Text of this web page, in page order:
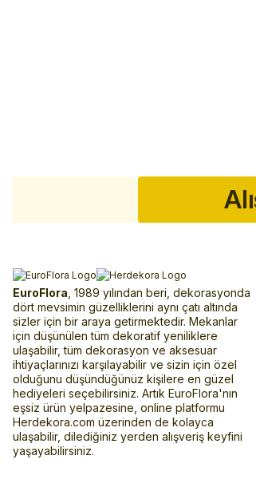
EuroFlora , 1989 yılından beri, dekorasyonda
dört mevsimin güzelliklerini aynı çatı altında
sizler için bir araya getirmektedir. Mekanlar
için düşünülen tüm dekoratif yeniliklere
ulaşabilir, tüm dekorasyon ve aksesuar
ihtiyaçlarınızı karşılayabilir ve sizin için özel
olduğunu düşündüğünüz kişilere en güzel
hediyeleri seçebilirsiniz. Artık EuroFlora'nın
eşsiz ürün yelpazesine, online platformu
Herdekora.com üzerinden de kolayca
ulaşabilir, dilediğiniz yerden alışveriş keyfini
yaşayabilirsiniz.